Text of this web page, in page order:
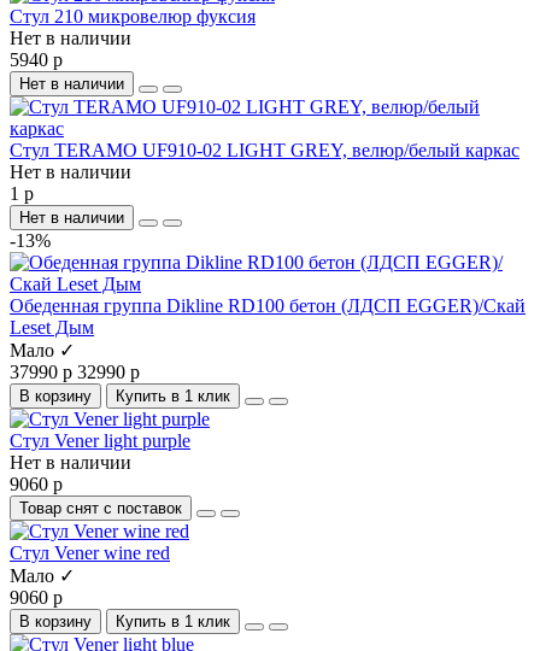
Стул 210 микровелюр фуксия
Нет в наличии
5940 р
Нет в наличии
Стул TERAMO UF910-02 LIGHT GREY, велюр/белый каркас
Нет в наличии
1 р
Нет в наличии
-13%
Обеденная группа Dikline RD100 бетон (ЛДСП EGGER)/Скай
Leset Дым
Мало ✓
37990 р 32990 р
В корзину Купить в 1 клик
Стул Vener light purple
Нет в наличии
9060 р
Товар снят с поставок
Стул Vener wine red
Мало ✓
9060 р
В корзину Купить в 1 клик